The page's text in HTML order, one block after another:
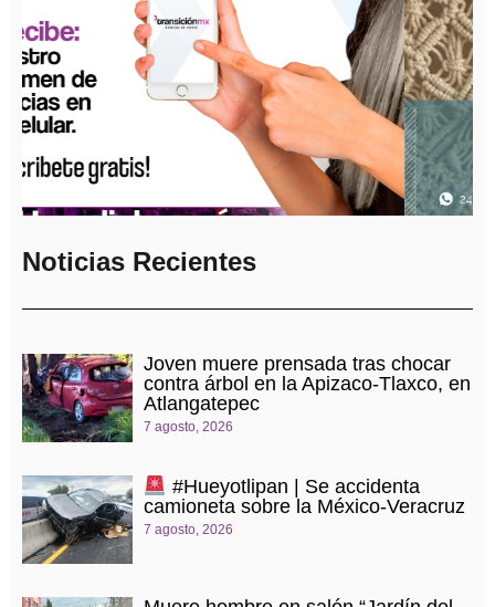
Noticias Recientes
Joven muere prensada tras chocar
contra árbol en la Apizaco-Tlaxco, en
Atlangatepec
7 agosto, 2026
#Hueyotlipan | Se accidenta
camioneta sobre la México-Veracruz
7 agosto, 2026